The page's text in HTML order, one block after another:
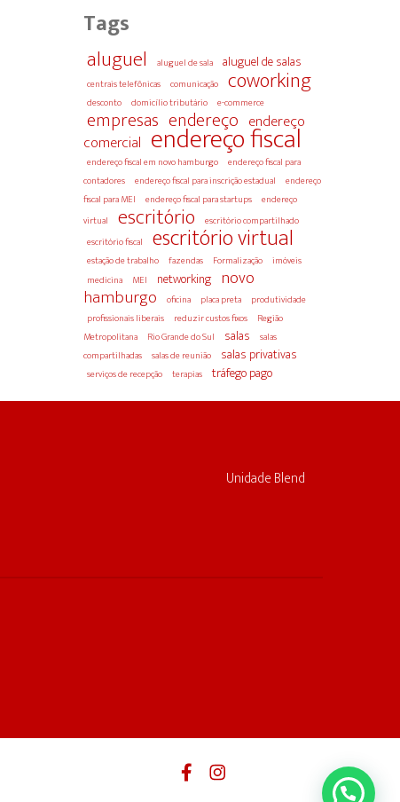
Tags
aluguel aluguel de sala aluguel de salas
centrais telefônicas comunicação coworking
desconto domicílio tributário e-commerce
empresas endereço endereço
comercial endereço fiscal
endereço fiscal em novo hamburgo
endereço fiscal para
contadores
endereço fiscal para inscrição estadual
endereço
fiscal para MEI
endereço fiscal para startups
endereço
virtual
escritório
escritório compartilhado
escritório fiscal
escritório virtual
estação de trabalho fazendas Formalização
imóveis
medicina
MEI networking novo
hamburgo oficina placa preta
produtividade
profissionais liberais
reduzir custos fixos
Região
Metropolitana
Rio Grande do Sul salas
salas
compartilhadas
salas de reunião salas privativas
serviços de recepção terapias tráfego pago
Unidade Blend